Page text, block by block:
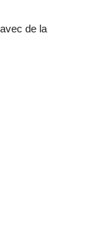
de la